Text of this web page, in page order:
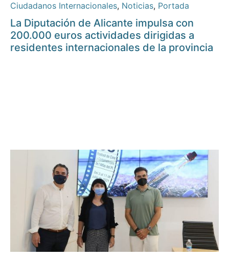
Ciudadanos Internacionales, Noticias, Portada
La Diputación de Alicante impulsa con
200.000 euros actividades dirigidas a
residentes internacionales de la provincia